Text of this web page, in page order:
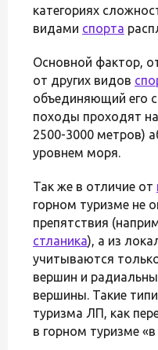
категориях
видами спорта
Основной фактор,
от других видов
объединяющий его
походы проходят
2500-3000 метров)
уровнем моря.
Так же в отличие от
горном туризме не
препятствия
стланика), а из
учитываются
вершин и
вершины. Такие
туризма ЛП, как
в горном туризме